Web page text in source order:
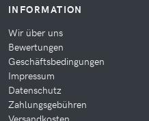
INFORMATION
Wir über uns
Bewertungen
Geschäftsbedingungen
Impressum
Datenschutz
Zahlungsgebühren